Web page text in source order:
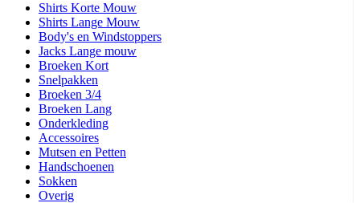
Shirts Korte Mouw
Shirts Lange Mouw
Body's en Windstoppers
Jacks Lange mouw
Broeken Kort
Snelpakken
Broeken 3/4
Broeken Lang
Onderkleding
Accessoires
Mutsen en Petten
Handschoenen
Sokken
Overig